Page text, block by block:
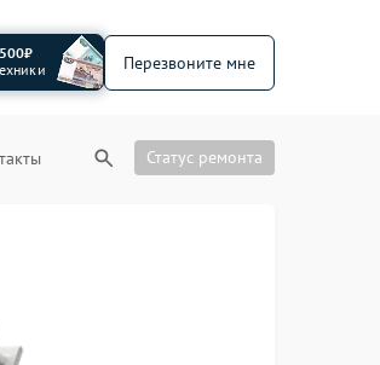
Перезвоните мне
Статус ремонта